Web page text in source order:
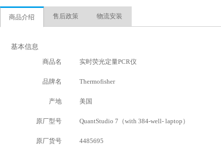
商品介绍 售后政策 物流安装
基本信息
商品名
实时荧光定量PCR仪
品牌名 Thermofisher
产地 美国
原厂型号 QuantStudio 7（with 384-well- laptop）
原厂货号 4485695